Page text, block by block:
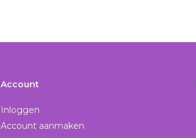
Account
Inloggen
Account aanmaken